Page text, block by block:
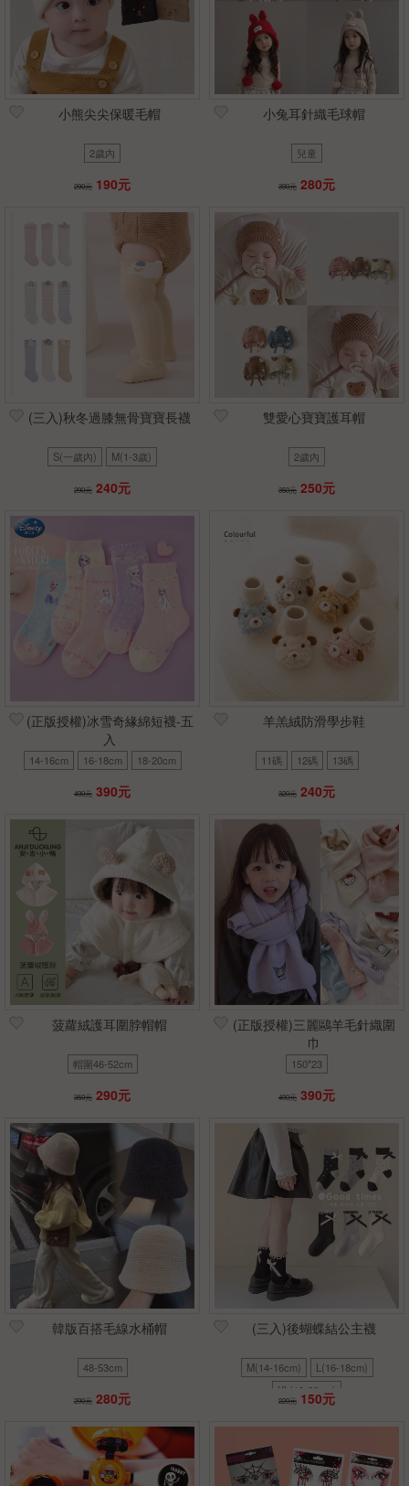
小熊尖尖保暖毛帽
2歲內
290元 190元
小兔耳針織毛球帽
兒童
390元 280元
(三入)秋冬過膝無骨寶寶長襪
S(一歲內) M(1-3歲)
290元 240元
雙愛心寶寶護耳帽
2歲內
350元 250元
(正版授權)冰雪奇緣綿短襪-五
入
14-16cm 16-18cm 18-20cm
490元 390元
羊羔絨防滑學步鞋
11碼 12碼 13碼
320元 240元
菠蘿絨護耳圍脖帽帽
帽圍46-52cm
350元 290元
(正版授權)三麗鷗羊毛針織圍
巾
150*23
490元 390元
韓版百搭毛線水桶帽
48-53cm
290元 280元
(三入)後蝴蝶結公主襪
M(14-16cm)
L(16-18cm)
XL(19-22cm)
220元 150元